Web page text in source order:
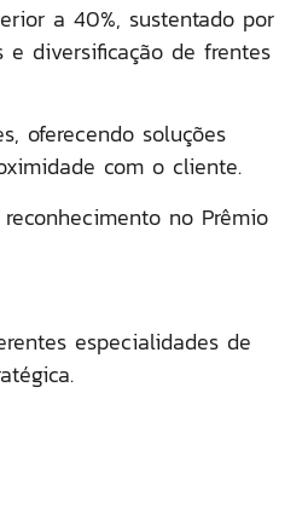
a 40%, sustentado por
e diversificação de frentes
oferecendo soluções
com o cliente.
no Prêmio
especialidades de